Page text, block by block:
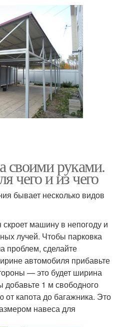
своими руками.
чего и из чего
бывает несколько видов
машину в непогоду и
лучей. Чтобы парковка
проблем, сделайте
автомобиля прибавьте
— это будет ширина
добавьте 1 м свободного
от капота до багажника. Это
навеса для